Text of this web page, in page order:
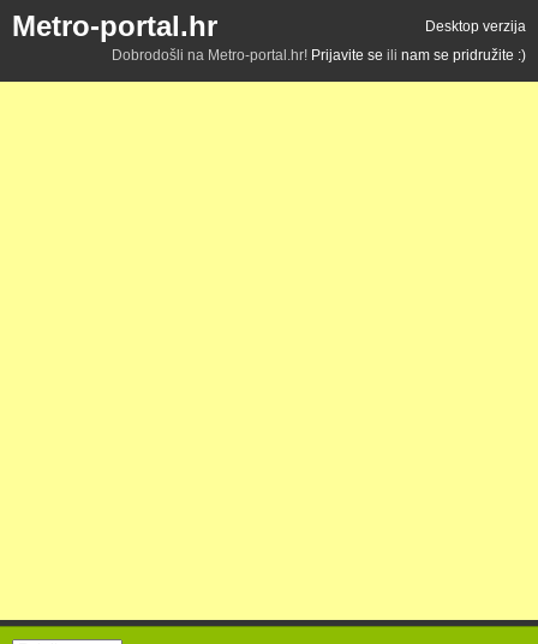
Metro-portal.hr
Desktop verzija
Dobrodošli na Metro-portal.hr! Prijavite se ili nam se pridružite :)